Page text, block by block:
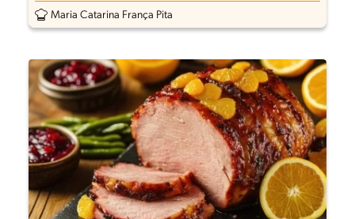
Maria Catarina França Pita